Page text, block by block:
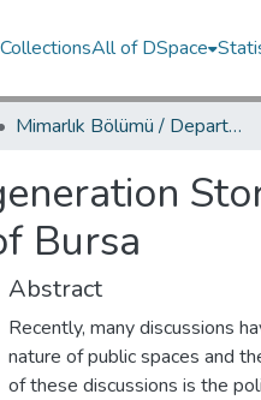
All of DSpace
Mimarlık Bölümü / Department of Architecture
Bursa
Abstract
Recently, many discussions
nature of public spaces and
of these discussions is the